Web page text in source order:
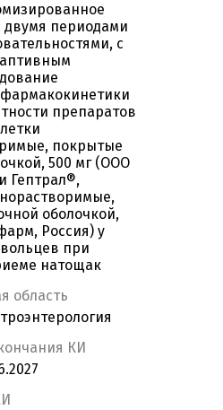
двумя периодами
с
препаратов
покрытые
500 мг (ООО
Гептрал®,
оболочкой,
Россия) у
при
натощак
область
КИ